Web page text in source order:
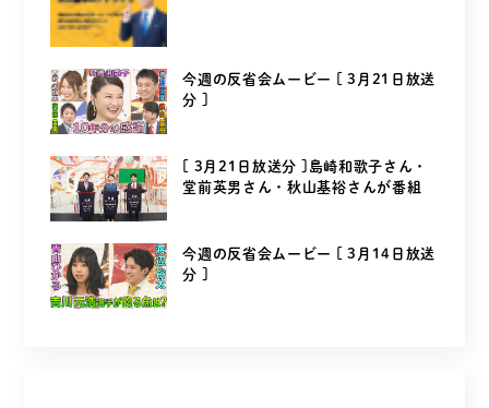
今週の反省会ムービー [ 3月21日放送
分 ]
[ 3月21日放送分 ]島崎和歌子さん・
堂前英男さん・秋山基裕さんが番組
今週の反省会ムービー [ 3月14日放送
分 ]